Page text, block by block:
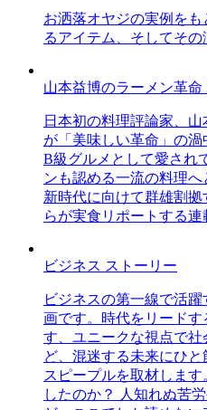
お洒落オヤジの実例を
るアイテム、そしてその
山本益博のラーメン革命
日本初の料理評論家、
が「美味しい革命」の渦
B級グルメとして愛され
ンも認める一流の料理へ
新時代に向けて群雄割
らが実食リポートする連
ビジネス ストーリー
ビジネスの第一線で活
画です。時代をリード
す、ユニークな視点で
ど、混迷する未来にひ
スピープルを取材しま
したのか？ 人知れぬ苦